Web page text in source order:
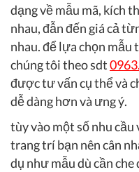
dạng về mẫu mã, kích
nhau, đẫn đến giá cả
nhau. để lựa chọn mẫu
chúng tôi theo sdt
được tư vấn cụ thể và
dễ dàng hơn và ưng ý.
tùy vào một số nhu cầu
trang trí bạn nên cân
dụ như mẫu dù cần